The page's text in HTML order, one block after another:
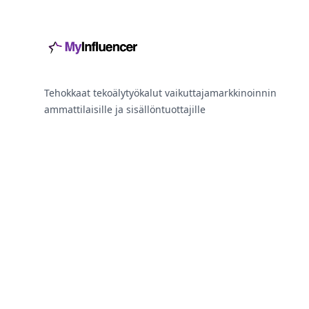
Tehokkaat tekoälytyökalut vaikuttajamarkkinoinnin
ammattilaisille ja sisällöntuottajille